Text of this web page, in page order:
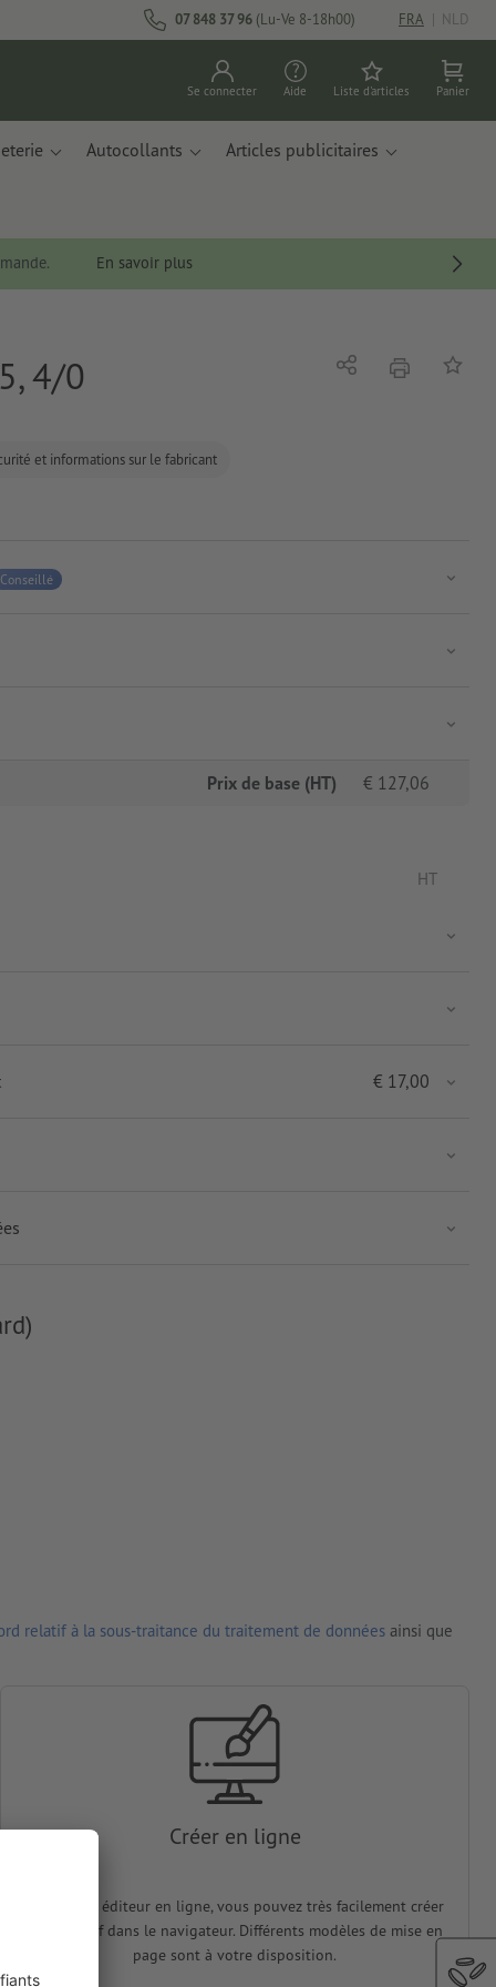
07 848 37 96 (Lu-Ve 8-18h00) FRA | NLD
Se connecter Aide Liste d'articles Panier
Autocollants Articles publicitaires
En savoir plus
4/0
et informations sur le fabricant
Partagerimprimer
Conseillé
Prix de base (HT) € 127,06
HT
€ 17,00
relatif à la sous-traitance du traitement de données ainsi que
Créer en ligne
Avec notre éditeur en ligne, vous pouvez très facilement créer
votre motif dans le navigateur. Différents modèles de mise en
page sont à votre disposition.